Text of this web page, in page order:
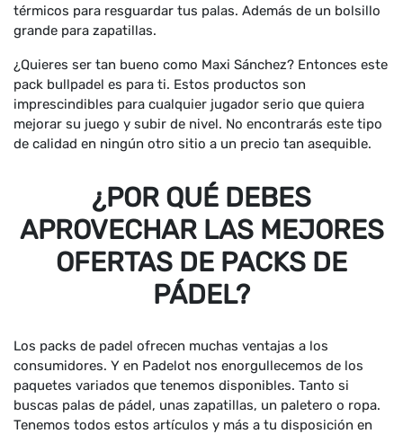
térmicos para resguardar tus palas. Además de un bolsillo
grande para zapatillas.
¿Quieres ser tan bueno como Maxi Sánchez? Entonces este
pack bullpadel es para ti. Estos productos son
imprescindibles para cualquier jugador serio que quiera
mejorar su juego y subir de nivel. No encontrarás este tipo
de calidad en ningún otro sitio a un precio tan asequible.
¿POR QUÉ DEBES
APROVECHAR LAS MEJORES
OFERTAS DE PACKS DE
PÁDEL?
Los packs de padel ofrecen muchas ventajas a los
consumidores. Y en Padelot nos enorgullecemos de los
paquetes variados que tenemos disponibles. Tanto si
buscas palas de pádel, unas zapatillas, un paletero o ropa.
Tenemos todos estos artículos y más a tu disposición en